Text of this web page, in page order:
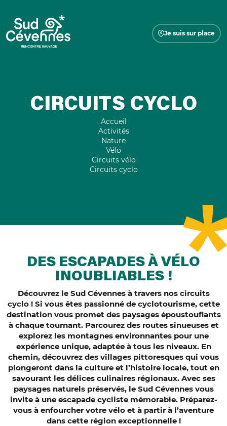
Je suis sur place
CIRCUITS CYCLO
Accueil
Activités
Nature
Vélo
Circuits vélo
Circuits cyclo
DES ESCAPADES À VÉLO
INOUBLIABLES !
Découvrez le Sud Cévennes à travers nos circuits
cyclo ! Si vous êtes passionné de cyclotourisme, cette
destination vous promet des paysages époustouflants
à chaque tournant. Parcourez des routes sinueuses et
explorez les montagnes environnantes pour une
expérience unique, adaptée à tous les niveaux. En
chemin, découvrez des villages pittoresques qui vous
plongeront dans la culture et l’histoire locale, tout en
savourant les délices culinaires régionaux. Avec ses
paysages naturels préservés, le Sud Cévennes vous
invite à une escapade cycliste mémorable. Préparez-
vous à enfourcher votre vélo et à partir à l’aventure
dans cette région exceptionnelle !